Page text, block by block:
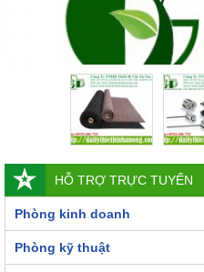
HỖ TRỢ TRỰC TUYẾN
Phòng kinh doanh
Phòng kỹ thuật